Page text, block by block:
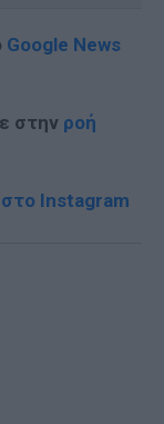
Google News
στην ροή
Instagram